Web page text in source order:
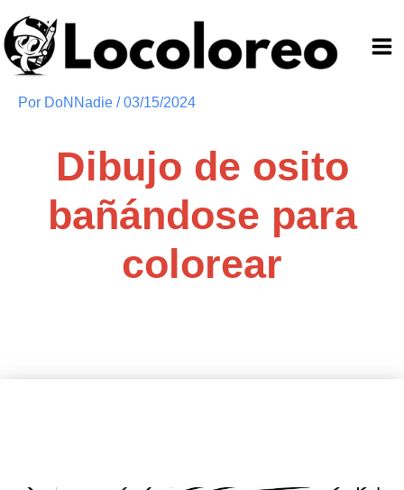
al
contenido
Por DoNNadie /03/15/2024
Dibujo de osito
bañándose para
colorear